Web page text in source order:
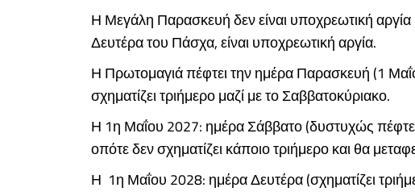
Η Μεγάλη Παρασκευή δεν είναι υποχρεωτική αργία
Δευτέρα του Πάσχα, είναι υποχρεωτική αργία.
Η Πρωτομαγιά πέφτει την ημέρα Παρασκευή (1
σχηματίζει τριήμερο μαζί με το Σαββατοκύριακο.
Η 1η Μαΐου 2027: ημέρα Σάββατο (δυστυχώς
οπότε δεν σχηματίζει κάποιο τριήμερο και θα
Η 1η Μαΐου 2028: ημέρα Δευτέρα (σχηματίζει